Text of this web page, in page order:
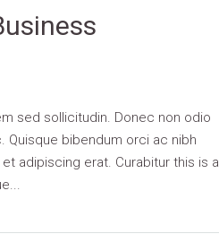
sed sollicitudin. Donec non odio
Quisque bibendum orci ac nibh
adipiscing erat. Curabitur this is a